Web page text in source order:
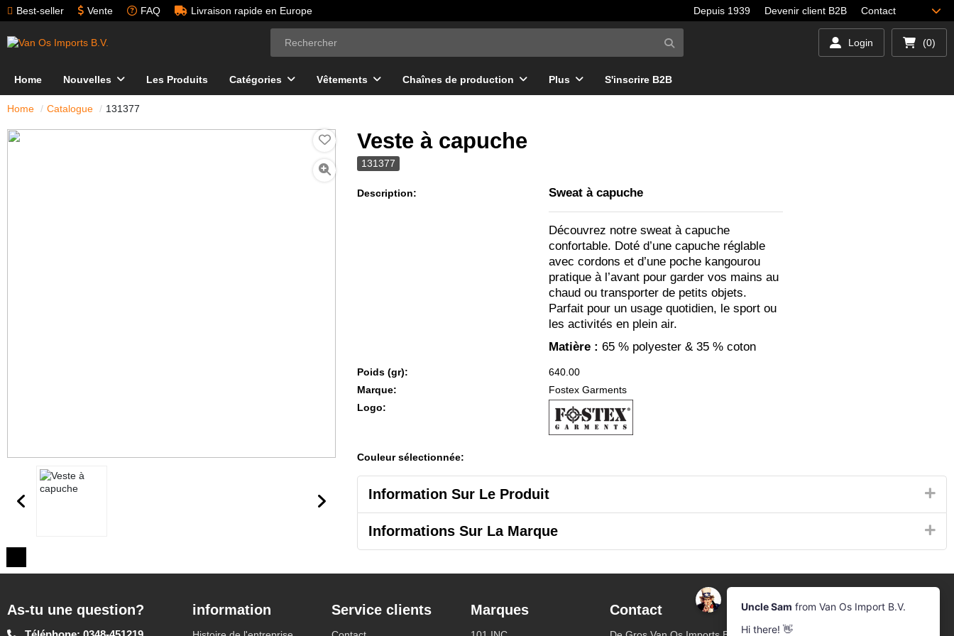
Best-seller Vente FAQ Livraison rapide en Europe Depuis 1939 Devenir client B2B Contact
Login (0)
Home Nouvelles Les Produits Catégories Vêtements Chaînes de production Plus S'inscrire B2B
Home Catalogue 131377
Veste à capuche
131377
Description: Sweat à capuche
Découvrez notre sweat à capuche
confortable. Doté d’une capuche réglable
avec cordons et d’une poche kangourou
pratique à l’avant pour garder vos mains au
chaud ou transporter de petits objets.
Parfait pour un usage quotidien, le sport ou
les activités en plein air.
Matière : 65 % polyester & 35 % coton
Poids (gr):
640.00
Marque:
Fostex Garments
Logo:
Couleur sélectionnée:
Information Sur Le Produit
Informations Sur La Marque
As-tu une question? information Service clients Marques Contact Bulletin
Abonnez-vous à notre liste de diffusion